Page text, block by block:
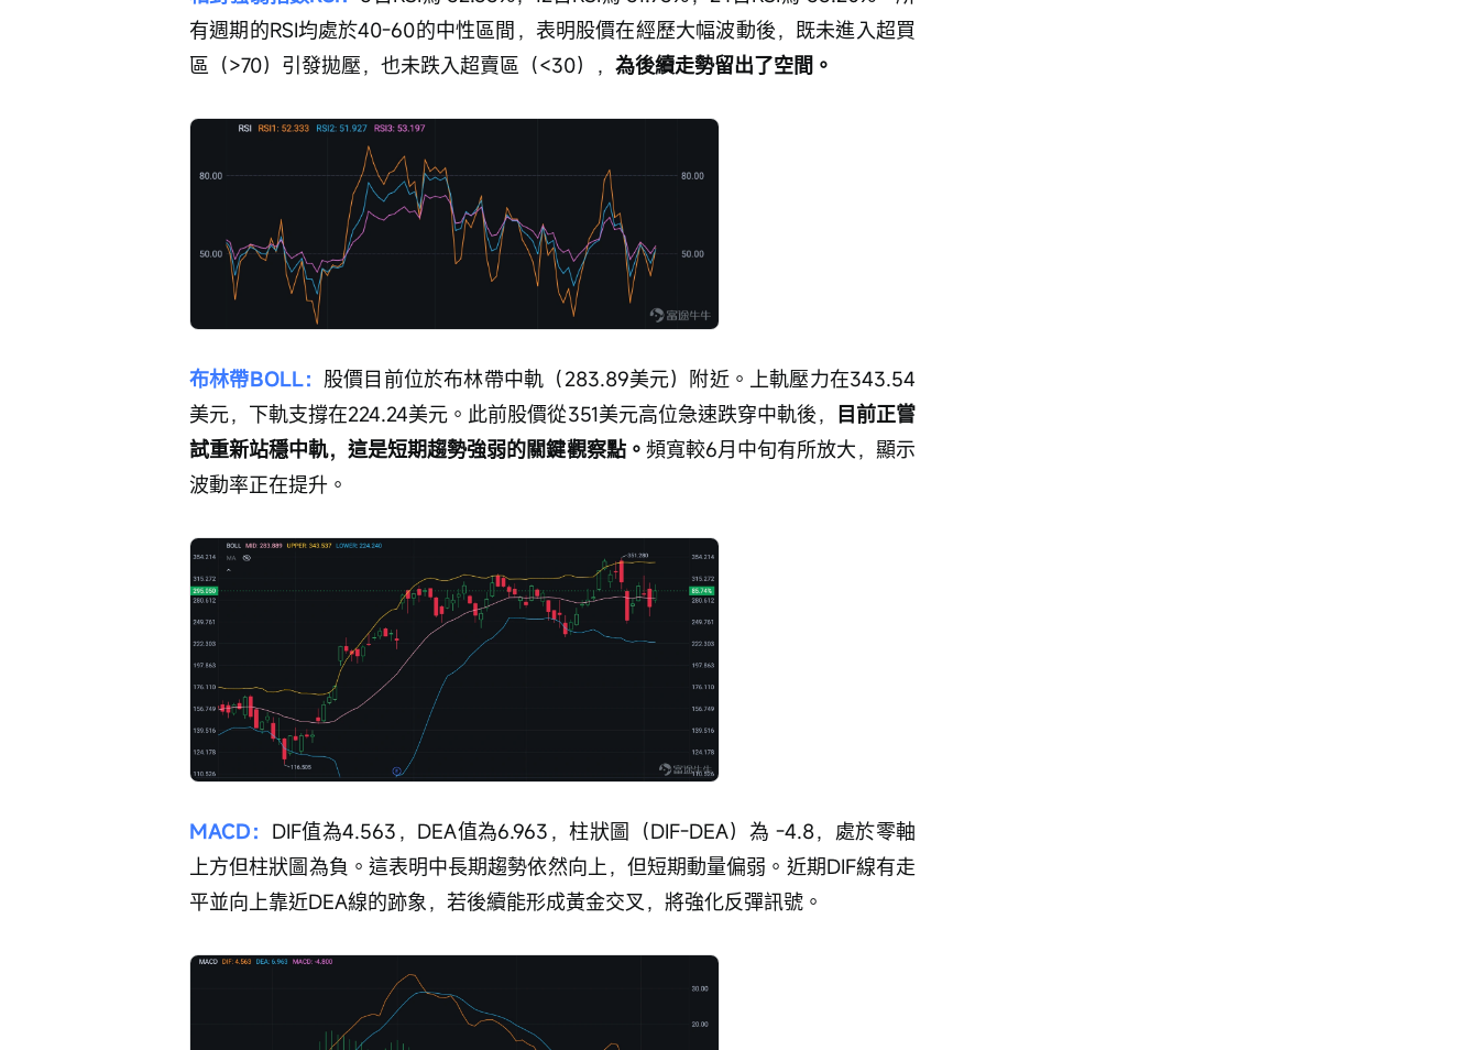
有週期的RSI均處於40-60的中性區間，表明股價在經歷大幅波動後，既未進入超買
區（>70）引發拋壓，也未跌入超賣區（<30）， 為後續走勢留出了空間。
布林帶BOLL： 股價目前位於布林帶中軌（283.89美元）附近。上軌壓力在343.54
美元，下軌支撐在224.24美元。此前股價從351美元高位急速跌穿中軌後， 目前正嘗
試重新站穩中軌，這是短期趨勢強弱的關鍵觀察點。 頻寬較6月中旬有所放大，顯示
波動率正在提升。
MACD： DIF值為4.563，DEA值為6.963，柱狀圖（DIF-DEA）為 -4.8，處於零軸
上方但柱狀圖為負。這表明中長期趨勢依然向上，但短期動量偏弱。近期DIF線有走
平並向上靠近DEA線的跡象，若後續能形成黃金交叉，將強化反彈訊號。